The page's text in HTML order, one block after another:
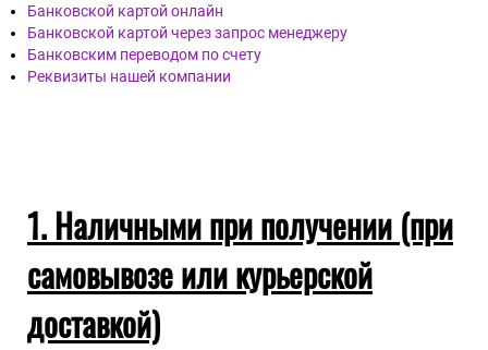
Банковской картой онлайн
Банковской картой через запрос менеджеру
Банковским переводом по счету
Реквизиты нашей компании
1. Наличными при получении (при
самовывозе или курьерской
доставкой)